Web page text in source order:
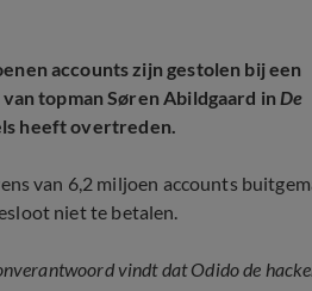
accounts zijn gestolen bij een
topman Søren Abildgaard inDe
heeft overtreden.
van 6,2 miljoen accounts
niet te betalen.
vindt dat Odido de